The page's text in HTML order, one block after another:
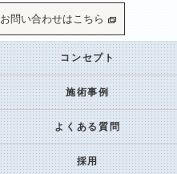
お問い合わせはこちら
コンセプト
施術事例
よくある質問
採用